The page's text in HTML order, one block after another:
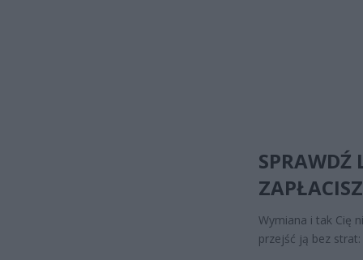
SPRAWDŹ
ZAPŁACISZ
Wymiana i tak Cię
przejść ją bez strat: